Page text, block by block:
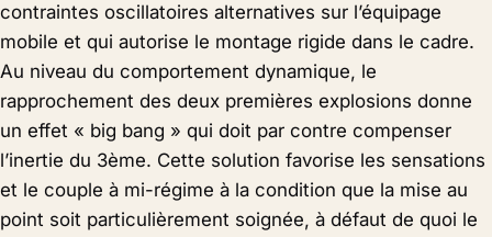
contraintes oscillatoires alternatives sur l’équipage
mobile et qui autorise le montage rigide dans le cadre.
Au niveau du comportement dynamique, le
rapprochement des deux premières explosions donne
un effet « big bang » qui doit par contre compenser
l’inertie du 3ème. Cette solution favorise les sensations
et le couple à mi-régime à la condition que la mise au
point soit particulièrement soignée, à défaut de quoi le